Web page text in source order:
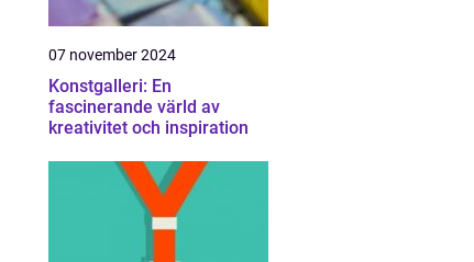
07 november 2024
Konstgalleri: En
fascinerande värld av
kreativitet och inspiration